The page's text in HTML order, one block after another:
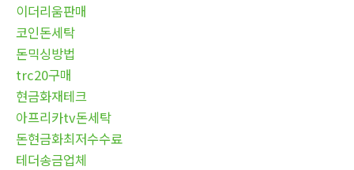
이더리움판매
코인돈세탁
돈믹싱방법
trc20구매
현금화재테크
아프리카tv돈세탁
돈현금화최저수수료
테더송금업체